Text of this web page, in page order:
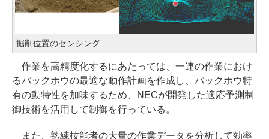
掘削位置のセンシング
作業を高精度化するにあたっては、一連の作業におけ
るバックホウの最適な動作計画を作成し、バックホウ特
有の動特性を加味するため、NECが開発した適応予測制
御技術を活用して制御を行っている。
また、熟練技能者の大量の作業データを分析して効率